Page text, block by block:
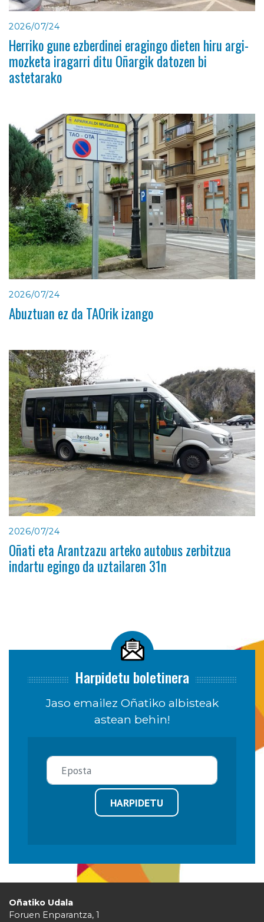
2026/07/24
Herriko gune ezberdinei eragingo dieten hiru argi-
mozketa iragarri ditu Oñargik datozen bi
astetarako
2026/07/24
Abuztuan ez da TAOrik izango
2026/07/24
Oñati eta Arantzazu arteko autobus zerbitzua
indartu egingo da uztailaren 31n
Harpidetu boletinera
Jaso emailez Oñatiko albisteak
astean behin!
HARPIDETU
Oñatiko Udala
Foruen Enparantza, 1